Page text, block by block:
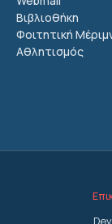
Βιβλιοθήκη
Φοιτητική
Αθλητισμός